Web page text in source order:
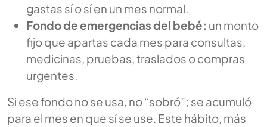
gastas sí o sí en un mes normal.
Fondo de emergencias del bebé: un monto
fijo que apartas cada mes para consultas,
medicinas, pruebas, traslados o compras
urgentes.
Si ese fondo no se usa, no “sobró”; se acumuló
para el mes en que sí se use. Este hábito, más